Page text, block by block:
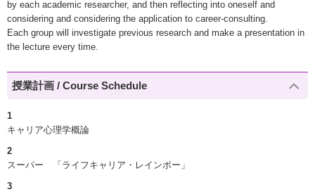
by each academic researcher, and then reflecting into oneself and
considering and considering the application to career-consulting.
Each group will investigate previous research and make a presentation in
the lecture every time.
授業計画 / Course Schedule
1
キャリア心理学概論
2
スーパー 「ライフキャリア・レインボー」
3